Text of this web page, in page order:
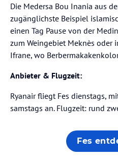
Die Medersa Bou Inania aus
zugänglichste Beispiel
einen Tag Pause von der
zum Weingebiet Meknès oder
Ifrane, wo
Anbieter & Flugzeit:
Ryanair fliegt Fes dienstags,
samstags an. Flugzeit: rund
Fes